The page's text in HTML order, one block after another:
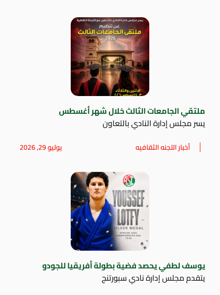
ملتقي الجامعات الثالث خلال شهر أغسطس
يسر مجلس إدارة النادي بالتعاون
أخبار اللجنه الثقافيه يوليو 29, 2026
يوسف لطفي يحصد فضية بطولة أفريقيا للجودو
يتقدم مجلس إدارة نادي سبورتنج